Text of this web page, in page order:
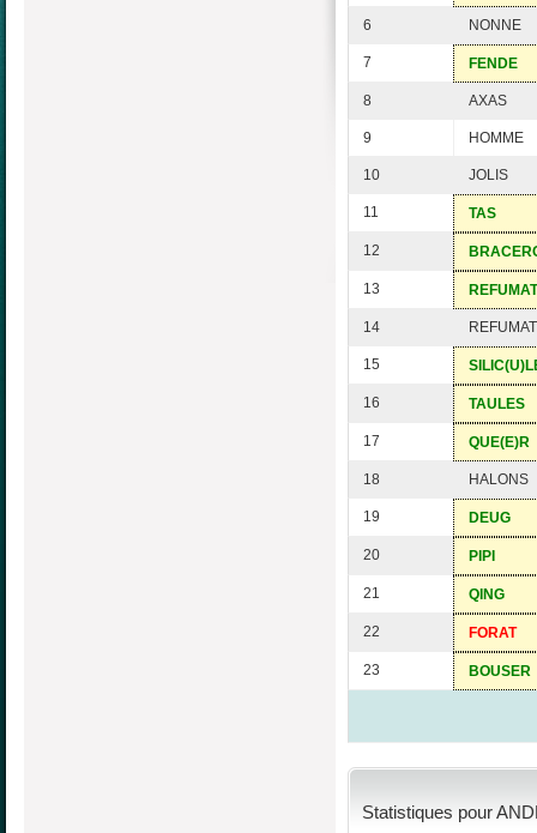
6 NONNE
7 FENDE
8 AXAS
9 HOMME
10 JOLIS
11 TAS
12
13 REFUMAT
14
15
16 TAULES
17 QUE(E)R
18 HALONS
19 DEUG
20 PIPI
21 QING
22 FORAT
23 BOUSER
Statistiques pour